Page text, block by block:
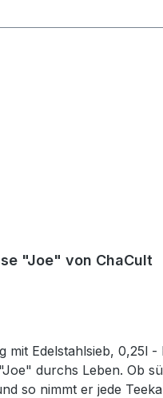
"Joe" von ChaCult
0,25l - Höhe 9,5cm, Durchmesser 7cm - Immer
durchs Leben. Ob
so nimmt er jede